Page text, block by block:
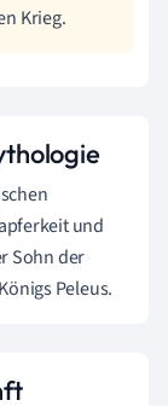
Krieg.
und
Sohn der
Peleus.